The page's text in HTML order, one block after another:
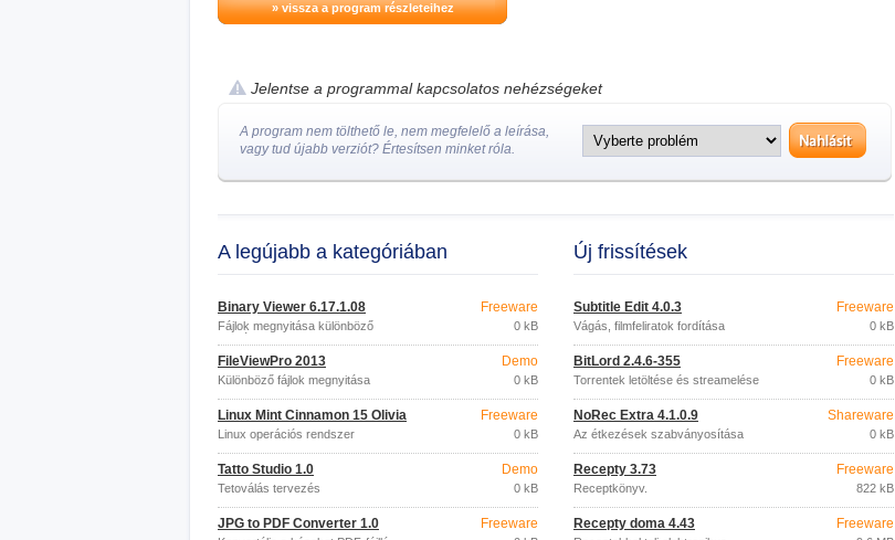
» vissza a program részleteihez
Jelentse a programmal kapcsolatos nehézségeket
A program nem tölthető le, nem megfelelő a leírása,
vagy tud újabb verziót? Értesítsen minket róla.
A legújabb a kategóriában
Binary Viewer 6.17.1.08
Fájlok megnyitása különböző
formátumokban
Freeware
0 kB
FileViewPro 2013
Különböző fájlok megnyitása
Demo
0 kB
Linux Mint Cinnamon 15 Olivia
Linux operációs rendszer
Freeware
0 kB
Tatto Studio 1.0
Tetoválás tervezés
Demo
0 kB
JPG to PDF Converter 1.0 Freeware
Új frissítések
Subtitle Edit 4.0.3
Vágás, filmfeliratok fordítása
Freeware
0 kB
BitLord 2.4.6-355
Torrentek letöltése és streamelése
Freeware
0 kB
NoRec Extra 4.1.0.9
Az étkezések szabványosítása
Shareware
0 kB
Recepty 3.73
Receptkönyv.
Freeware
822 kB
Recepty doma 4.43 Freeware